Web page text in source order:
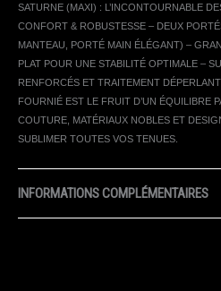
SATURNE (MAXI) : L’INCONTOURNABLE
CONFORT & ROBUSTESSE – DEUX
MANTEAU, PORTÉ MAIN ÉLÉGANT) –
PLAT POUR UNE STABILITÉ OPTIMALE –
RENFORCÉS ET TRAITEMENT
FOURNIÉ EST LE FRUIT D’UN ÉQUILIBRE
COUTURE, MATÉRIAUX NOBLES ET
SUBLIMER TOUTES VOS TENUES.
INFORMATIONS COMPLÉMENTAIRES